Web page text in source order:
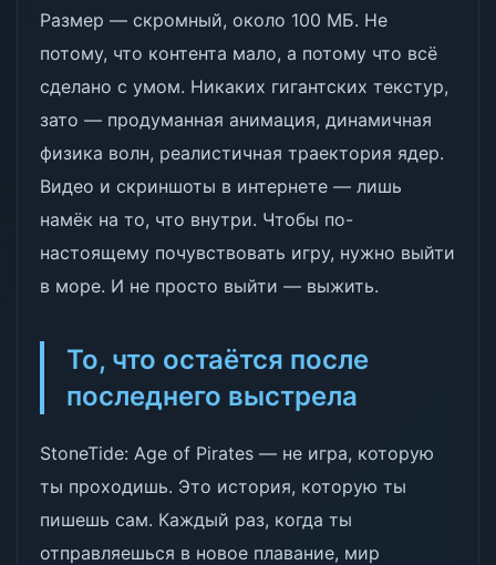
Размер — скромный, около 100 МБ. Не
потому, что контента мало, а потому что всё
сделано с умом. Никаких гигантских текстур,
зато — продуманная анимация, динамичная
физика волн, реалистичная траектория ядер.
Видео и скриншоты в интернете — лишь
намёк на то, что внутри. Чтобы по-
настоящему почувствовать игру, нужно выйти
в море. И не просто выйти — выжить.
То, что остаётся после
последнего выстрела
StoneTide: Age of Pirates — не игра, которую
ты проходишь. Это история, которую ты
пишешь сам. Каждый раз, когда ты
отправляешься в новое плавание, мир